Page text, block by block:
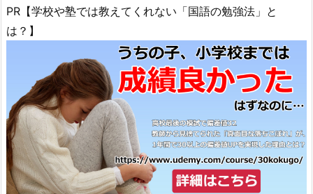
PR【学校や塾では教えてくれない「国語の勉強法」と
は？】